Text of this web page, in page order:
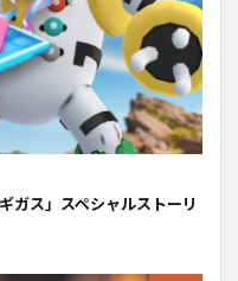
ガス」スペシャルストーリ